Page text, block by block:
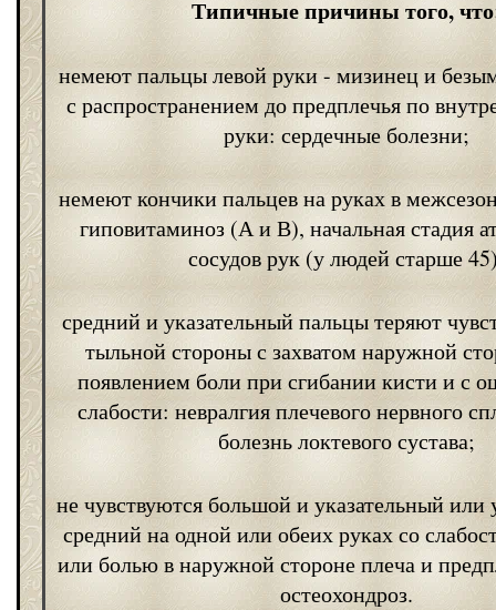
Типичные причины того,
немеют пальцы левой руки - мизинец и
с распространением до предплечья по
руки: сердечные болезни;
немеют кончики пальцев на руках в
гиповитаминоз (А и В), начальная стадия
сосудов рук (у людей старше
средний и указательный пальцы теряют
тыльной стороны с захватом наружной
появлением боли при сгибании кисти и с
слабости: невралгия плечевого нервного
болезнь локтевого сустава;
не чувствуются большой и указательный или
средний на одной или обеих руках со
или болью в наружной стороне плеча и
остеохондроз.